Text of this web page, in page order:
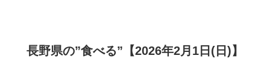
長野県の”食べる”【2026年2月1日(日)】